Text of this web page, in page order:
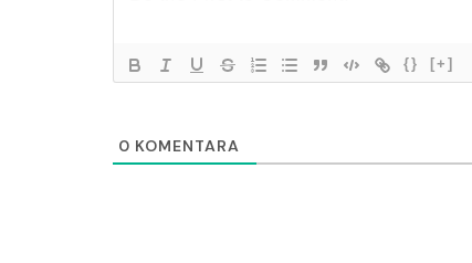
{} [+]
0 KOMENTARA